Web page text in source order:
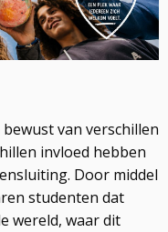
van verschillen
invloed hebben
Door middel
studenten dat
wereld, waar dit